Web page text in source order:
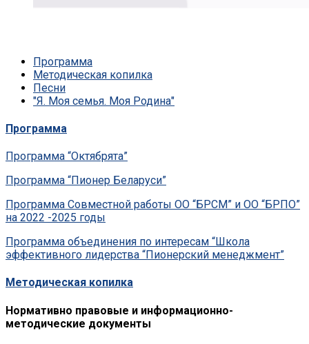
Программа
Методическая копилка
Песни
"Я. Моя семья. Моя Родина"
Программа
Программа “Октябрята”
Программа “Пионер Беларуси”
Программа Совместной работы ОО “БРСМ” и ОО “БРПО”
на 2022 -2025 годы
Программа объединения по интересам “Школа
эффективного лидерства “Пионерский менеджмент”
Методическая копилка
Нормативно правовые и информационно-
методические документы